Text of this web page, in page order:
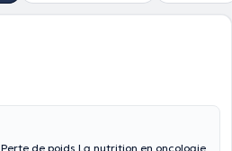
Alimentation et mode de vie Perte de poids La nutrition en oncologie